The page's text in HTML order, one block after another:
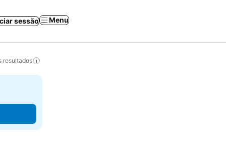
sessão Menu
resultados